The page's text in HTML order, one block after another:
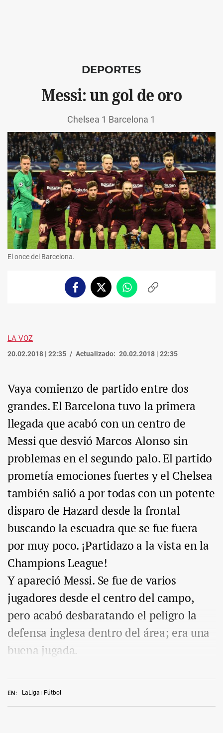
DEPORTES
Messi: un gol de oro
Chelsea 1 Barcelona 1
El once del Barcelona.
FacebookTwitterWhatsappCopiar
LA VOZ
20.02.2018 | 22:35 Actualizado: 20.02.2018 | 22:35
EN: LaLiga Fútbol
Vaya comienzo de partido entre dos
grandes. El Barcelona tuvo la primera
llegada que acabó con un centro de
Messi que desvió Marcos Alonso sin
problemas en el segundo palo. El partido
prometía emociones fuertes y el Chelsea
también salió a por todas con un potente
disparo de Hazard desde la frontal
buscando la escuadra que se fue fuera
por muy poco. ¡Partidazo a la vista en la
Champions League!
Y apareció Messi. Se fue de varios
jugadores desde el centro del campo,
pero acabó desbaratando el peligro la
defensa inglesa dentro del área; era una
buena jugada.